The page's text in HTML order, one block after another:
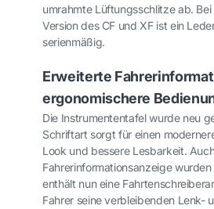
umrahmte Lüftungsschlitze ab.
Version des CF und XF ist ein
serienmäßig.
Erweiterte
ergonomischere
Die Instrumententafel wurde neu
Schriftart sorgt für einen
Look und bessere Lesbarkeit.
Fahrerinformationsanzeige
enthält nun eine
Fahrer seine verbleibenden Lenk-